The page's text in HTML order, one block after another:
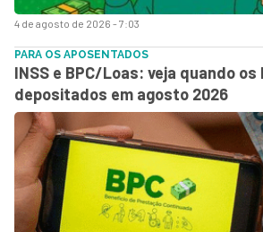
4 de agosto de 2026 - 7:03
PARA OS APOSENTADOS
INSS e BPC/Loas: veja quando
depositados em agosto 2026